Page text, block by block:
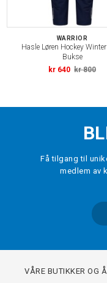
WARRIOR
Hasle Løren Hockey
Bukse
kr 640 kr 800
Få tilgang til
medlem av
VÅRE BUTIKKER OG